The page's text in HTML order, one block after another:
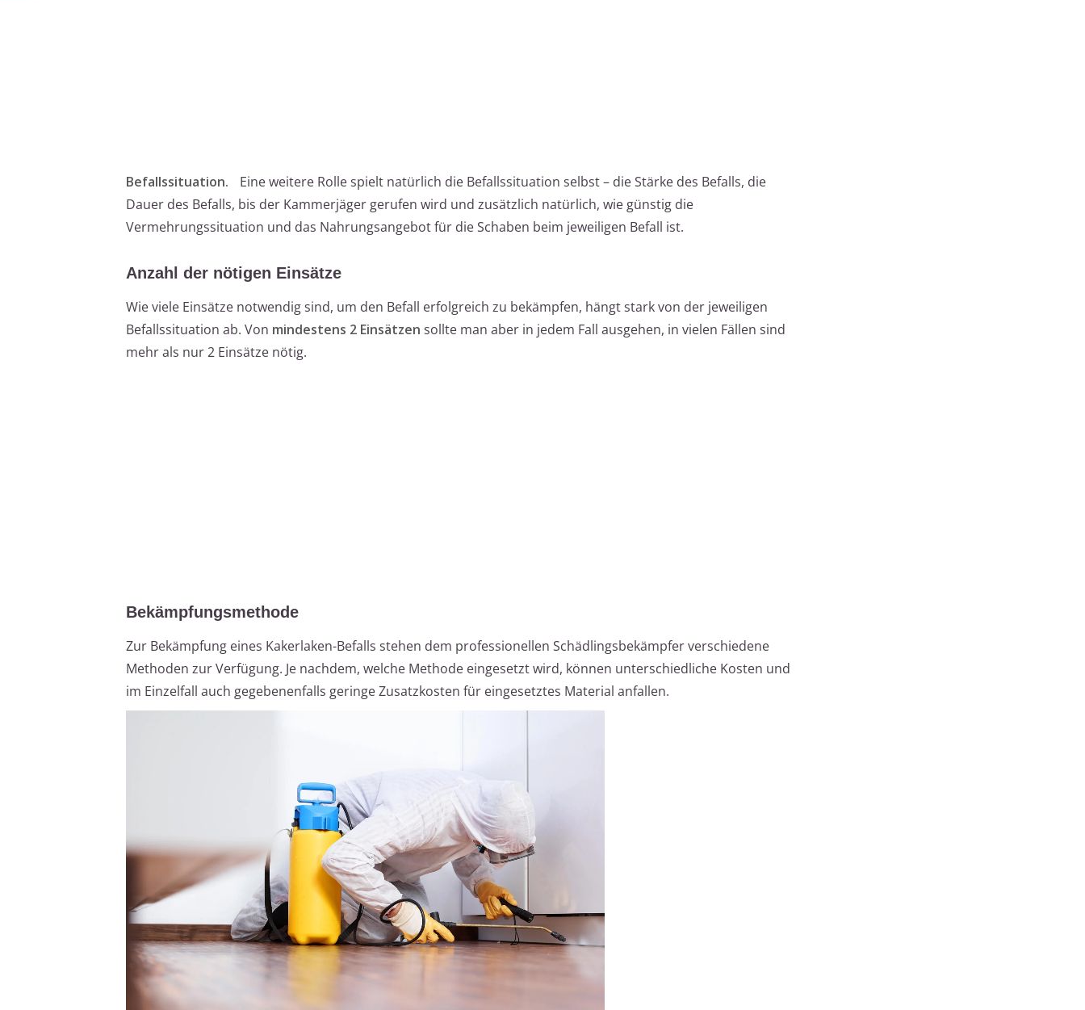
Befallssituation.
Eine weitere Rolle spielt natürlich die Befallssituation selbst – die Stärke des Befalls, die
Dauer des Befalls, bis der Kammerjäger gerufen wird und zusätzlich natürlich, wie günstig die
Vermehrungssituation und das Nahrungsangebot für die Schaben beim jeweiligen Befall ist.
Anzahl der nötigen Einsätze
Wie viele Einsätze notwendig sind, um den Befall erfolgreich zu bekämpfen, hängt stark von der jeweiligen
Befallssituation ab. Von mindestens 2 Einsätzen sollte man aber in jedem Fall ausgehen, in vielen Fällen sind
mehr als nur 2 Einsätze nötig.
Bekämpfungsmethode
Zur Bekämpfung eines Kakerlaken-Befalls stehen dem professionellen Schädlingsbekämpfer verschiedene
Methoden zur Verfügung. Je nachdem, welche Methode eingesetzt wird, können unterschiedliche Kosten und
im Einzelfall auch gegebenenfalls geringe Zusatzkosten für eingesetztes Material anfallen.